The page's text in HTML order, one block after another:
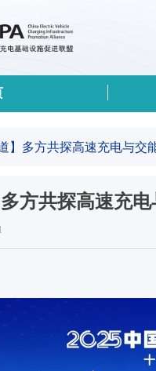
】多方共探高速充电与交
多方共探高速充